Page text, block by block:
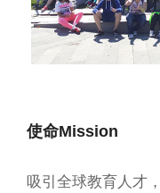
使命Mission
吸引全球教育人才